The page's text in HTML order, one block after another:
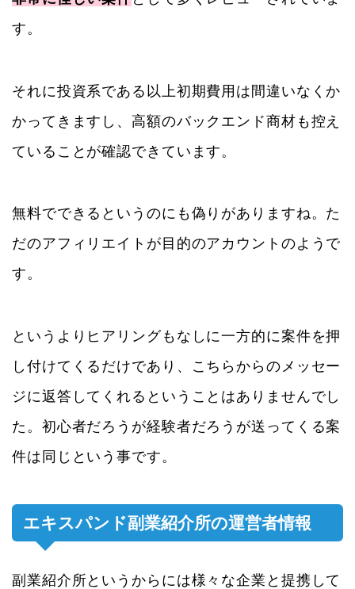
す。
それに投資系である以上初期費用は間違いなくか
かってきますし、高額のバックエンド商材も控え
ていることが確認できています。
無料でできるというのにも偽りがありますね。た
だのアフィリエイトが目的のアカウントのようで
す。
というよりヒアリングもなしに一方的に案件を押
し付けてくるだけであり、こちらからのメッセー
ジに返答してくれるということはありませんでし
た。初心者だろうが経験者だろうが送ってくる案
件は同じという事です。
エキスパンド副業紹介所の運営者情報
副業紹介所というからには様々な企業と提携して